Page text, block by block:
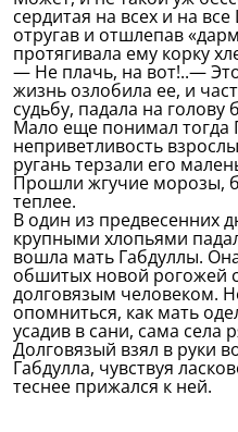
сердитая на всех и на
отругав и отшлепав
протягивала ему корку
— Не плачь, на вот!..—
жизнь озлобила ее, и
судьбу, падала на голову
Мало еще понимал тогда
неприветливость
ругань терзали его
Прошли жгучие морозы,
теплее.
В один из предвесенних
крупными хлопьями
вошла мать Габдуллы.
обшитых новой рогожей
долговязым человеком.
опомниться, как мать
усадив в сани, сама села
Долговязый взял в руки
Габдулла, чувствуя
теснее прижался к ней.